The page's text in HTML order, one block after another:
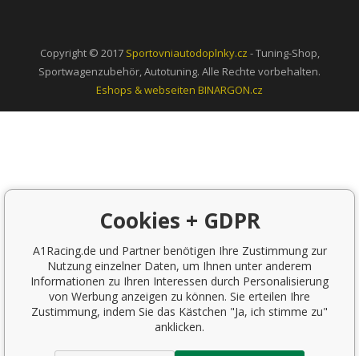
Copyright © 2017 Sportovniautodoplnky.cz - Tuning-Shop,
Sportwagenzubehör, Autotuning. Alle Rechte vorbehalten.
Eshops & webseiten BINARGON.cz
Cookies + GDPR
A1Racing.de und Partner benötigen Ihre Zustimmung zur
Nutzung einzelner Daten, um Ihnen unter anderem
Informationen zu Ihren Interessen durch Personalisierung
von Werbung anzeigen zu können. Sie erteilen Ihre
Zustimmung, indem Sie das Kästchen "Ja, ich stimme zu"
anklicken.